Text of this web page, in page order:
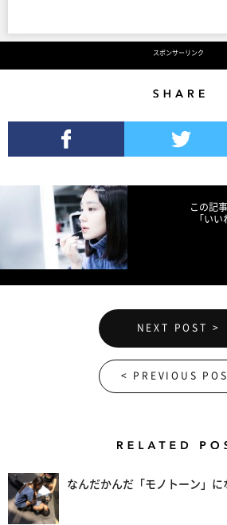
スポンサーリンク
この記
「いい
NEXT POST >
< PREVIOUS
なんだかんだ「モノトーン」に